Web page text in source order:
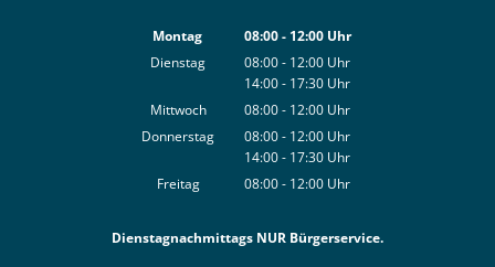
Montag 08:00- 12:00Uhr
Von 08:00 bis 12:00 Uhr
Dienstag 08:00- 12:00 Uhr
Von 08:00 bis 12:00 Uhr
14:00- 17:30 Uhr
Von 14:00 bis 17:30 Uhr
Mittwoch 08:00- 12:00 Uhr
Von 08:00 bis 12:00 Uhr
Donnerstag 08:00- 12:00 Uhr
Von 08:00 bis 12:00 Uhr
14:00- 17:30 Uhr
Von 14:00 bis 17:30 Uhr
Freitag 08:00- 12:00 Uhr
Dienstagnachmittags NUR Bürgerservice.